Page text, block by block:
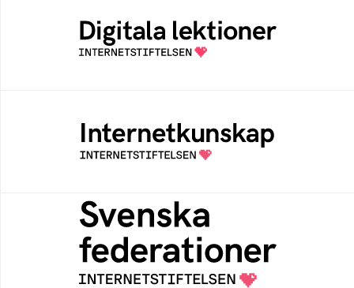
Öppen digital lärresurs med färdiga lektioner
för alla stadier i grundskolan
Samlad kunskap som hjälper dig att bli en
säker och medveten internetanvändare
Svenska federationer
Grunden för medlemskap i en sektors- eller
kontextspecifik federation